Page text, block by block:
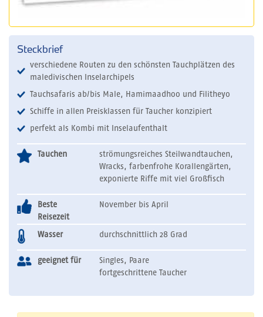
Steckbrief
verschiedene Routen zu den schönsten Tauchplätzen des
maledivischen Inselarchipels
Tauchsafaris ab/bis Male, Hamimaadhoo und Filitheyo
Schiffe in allen Preisklassen für Taucher konzipiert
perfekt als Kombi mit Inselaufenthalt
Tauchen
strömungsreiches Steilwandtauchen,
Wracks, farbenfrohe Korallengärten,
exponierte Riffe mit viel Großfisch
Beste
Reisezeit
November bis April
Wasser durchschnittlich 28 Grad
geeignet für
Singles, Paare
fortgeschrittene Taucher